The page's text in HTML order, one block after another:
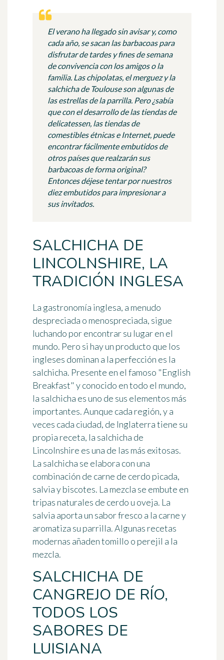
El verano ha llegado sin avisar y, como
cada año, se sacan las barbacoas para
disfrutar de tardes y fines de semana
de convivencia con los amigos o la
familia. Las chipolatas, el merguez y la
salchicha de Toulouse son algunas de
las estrellas de la parrilla. Pero ¿sabía
que con el desarrollo de las tiendas de
delicatessen, las tiendas de
comestibles étnicas e Internet, puede
encontrar fácilmente embutidos de
otros países que realzarán sus
barbacoas de forma original?
Entonces déjese tentar por nuestros
diez embutidos para impresionar a
sus invitados.
SALCHICHA DE
LINCOLNSHIRE, LA
TRADICIÓN INGLESA
La gastronomía inglesa, a menudo
despreciada o menospreciada, sigue
luchando por encontrar su lugar en el
mundo. Pero si hay un producto que los
ingleses dominan a la perfección es la
salchicha. Presente en el famoso "English
Breakfast" y conocido en todo el mundo,
la salchicha es uno de sus elementos más
importantes. Aunque cada región, y a
veces cada ciudad, de Inglaterra tiene su
propia receta, la salchicha de
Lincolnshire es una de las más exitosas.
La salchicha se elabora con una
combinación de carne de cerdo picada,
salvia y biscotes. La mezcla se embute en
tripas naturales de cerdo u oveja. La
salvia aporta un sabor fresco a la carne y
aromatiza su parrilla. Algunas recetas
modernas añaden tomillo o perejil a la
mezcla.
SALCHICHA DE
CANGREJO DE RÍO,
TODOS LOS
SABORES DE
LUISIANA